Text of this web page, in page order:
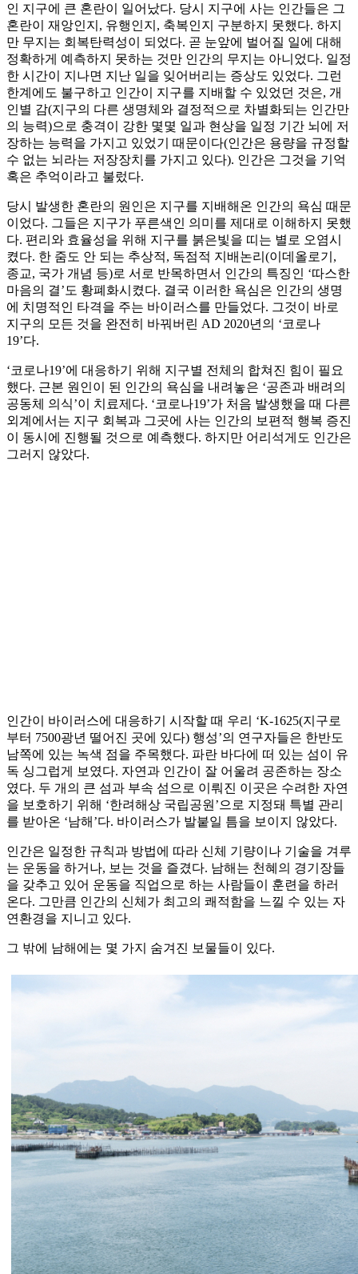
인 지구에 큰 혼란이 일어났다. 당시 지구에 사는 인간들은 그
혼란이 재앙인지, 유행인지, 축복인지 구분하지 못했다. 하지
만 무지는 회복탄력성이 되었다. 곧 눈앞에 벌어질 일에 대해
정확하게 예측하지 못하는 것만 인간의 무지는 아니었다. 일정
한 시간이 지나면 지난 일을 잊어버리는 증상도 있었다. 그런
한계에도 불구하고 인간이 지구를 지배할 수 있었던 것은, 개
인별 감(지구의 다른 생명체와 결정적으로 차별화되는 인간만
의 능력)으로 충격이 강한 몇몇 일과 현상을 일정 기간 뇌에 저
장하는 능력을 가지고 있었기 때문이다(인간은 용량을 규정할
수 없는 뇌라는 저장장치를 가지고 있다). 인간은 그것을 기억
혹은 추억이라고 불렀다.
당시 발생한 혼란의 원인은 지구를 지배해온 인간의 욕심 때문
이었다. 그들은 지구가 푸른색인 의미를 제대로 이해하지 못했
다. 편리와 효율성을 위해 지구를 붉은빛을 띠는 별로 오염시
켰다. 한 줌도 안 되는 추상적, 독점적 지배논리(이데올로기,
종교, 국가 개념 등)로 서로 반목하면서 인간의 특징인 ‘따스한
마음의 결’도 황폐화시켰다. 결국 이러한 욕심은 인간의 생명
에 치명적인 타격을 주는 바이러스를 만들었다. 그것이 바로
지구의 모든 것을 완전히 바꿔버린 AD 2020년의 ‘코로나
19’다.
‘코로나19’에 대응하기 위해 지구별 전체의 합쳐진 힘이 필요
했다. 근본 원인이 된 인간의 욕심을 내려놓은 ‘공존과 배려의
공동체 의식’이 치료제다. ‘코로나19’가 처음 발생했을 때 다른
외계에서는 지구 회복과 그곳에 사는 인간의 보편적 행복 증진
이 동시에 진행될 것으로 예측했다. 하지만 어리석게도 인간은
그러지 않았다.
인간이 바이러스에 대응하기 시작할 때 우리 ‘K-1625(지구로
부터 7500광년 떨어진 곳에 있다) 행성’의 연구자들은 한반도
남쪽에 있는 녹색 점을 주목했다. 파란 바다에 떠 있는 섬이 유
독 싱그럽게 보였다. 자연과 인간이 잘 어울려 공존하는 장소
였다. 두 개의 큰 섬과 부속 섬으로 이뤄진 이곳은 수려한 자연
을 보호하기 위해 ‘한려해상 국립공원’으로 지정돼 특별 관리
를 받아온 ‘남해’다. 바이러스가 발붙일 틈을 보이지 않았다.
인간은 일정한 규칙과 방법에 따라 신체 기량이나 기술을 겨루
는 운동을 하거나, 보는 것을 즐겼다. 남해는 천혜의 경기장들
을 갖추고 있어 운동을 직업으로 하는 사람들이 훈련을 하러
온다. 그만큼 인간의 신체가 최고의 쾌적함을 느낄 수 있는 자
연환경을 지니고 있다.
그 밖에 남해에는 몇 가지 숨겨진 보물들이 있다.